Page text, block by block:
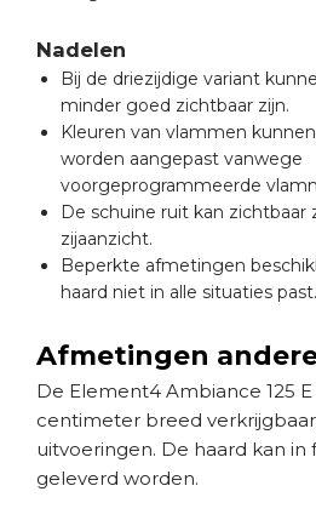
Nadelen
Bij de driezijdige variant
minder goed zichtbaar zijn.
Kleuren van vlammen
worden aangepast vanwege
voorgeprogrammeerde
De schuine ruit kan zichtbaar
zijaanzicht.
Beperkte afmetingen
haard niet in alle situaties past.
Afmetingen
De Element4 Ambiance 125 E
centimeter breed
uitvoeringen. De haard kan in
geleverd worden.